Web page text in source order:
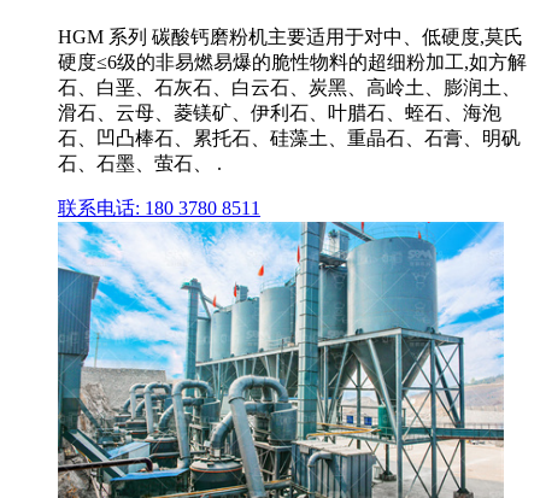
HGM 系列 碳酸钙磨粉机主要适用于对中、低硬度,莫氏
硬度≤6级的非易燃易爆的脆性物料的超细粉加工,如方解
石、白垩、石灰石、白云石、炭黑、高岭土、膨润土、
滑石、云母、菱镁矿、伊利石、叶腊石、蛭石、海泡
石、凹凸棒石、累托石、硅藻土、重晶石、石膏、明矾
石、石墨、萤石、 .
联系电话: 180 3780 8511